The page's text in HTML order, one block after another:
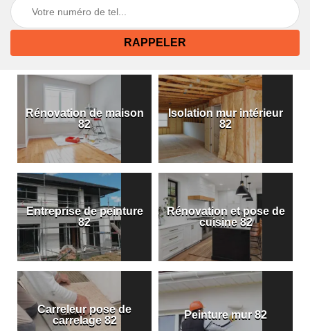
Rénovation de maison
82
Isolation mur intérieur
82
Entreprise de peinture
82
Rénovation et pose de
cuisine 82
Carreleur pose de
carrelage 82
Peinture mur 82